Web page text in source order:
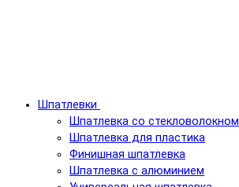
Шпатлевки
Шпатлевка со стекловолокном
Шпатлевка для пластика
Финишная шпатлевка
Шпатлевка с алюминием